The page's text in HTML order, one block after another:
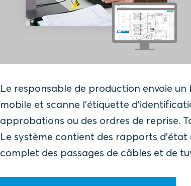
Le responsable de production envoie
mobile et scanne l'étiquette
approbations ou des ordres de reprise.
Le système contient des rapports d'état
complet des passages de câbles et de